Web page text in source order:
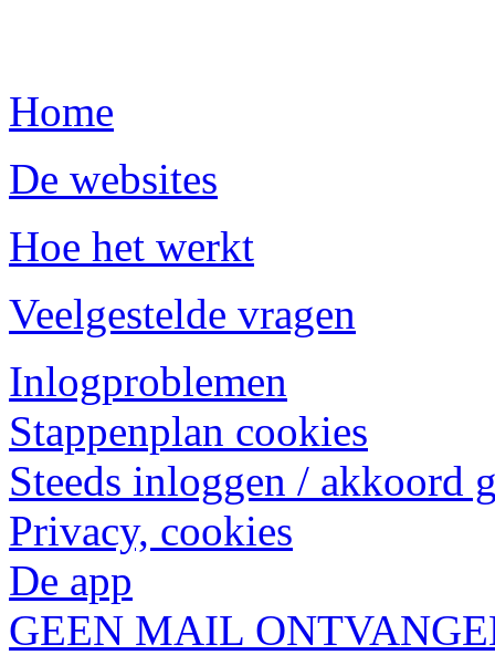
Home
De websites
Hoe het werkt
Veelgestelde vragen
Inlogproblemen
Stappenplan cookies
Steeds inloggen / akkoord
Privacy, cookies
De app
GEEN MAIL